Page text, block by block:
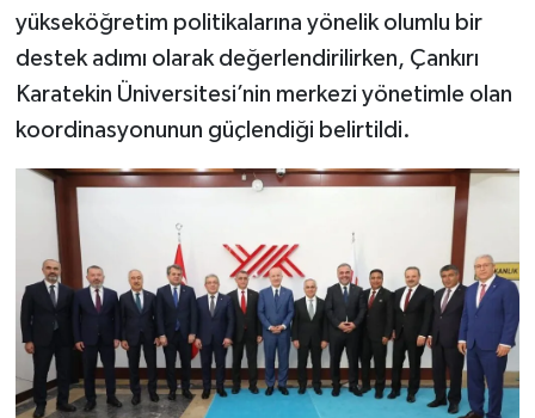
yükseköğretim politikalarına yönelik olumlu bir
destek adımı olarak değerlendirilirken, Çankırı
Karatekin Üniversitesi’nin merkezi yönetimle olan
koordinasyonunun güçlendiği belirtildi.